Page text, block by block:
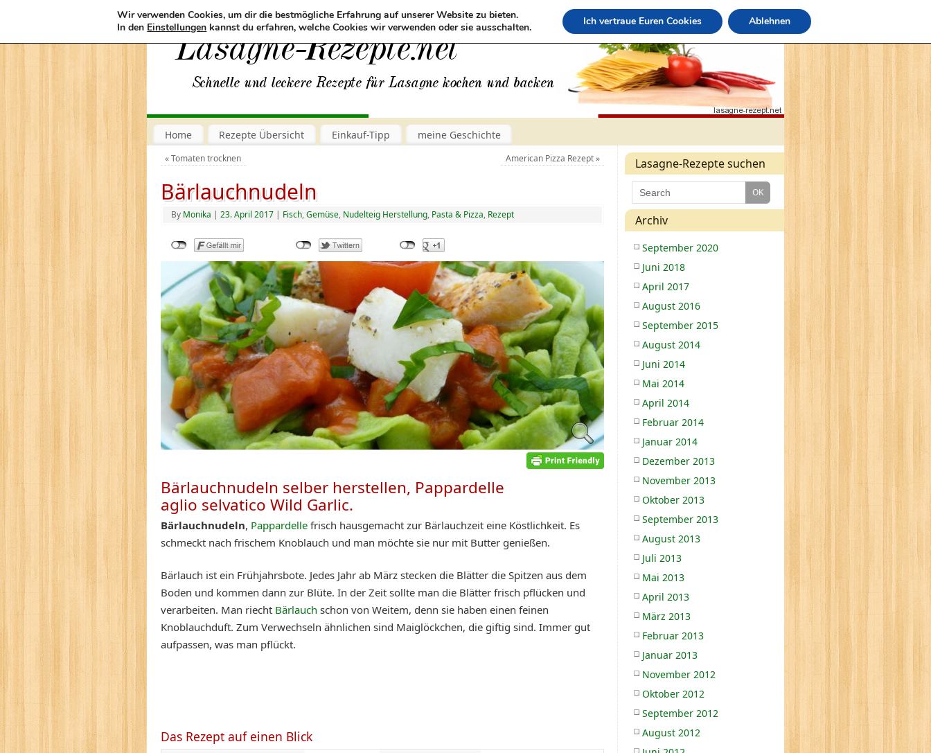
Home Rezepte Übersicht Einkauf-Tipp meine Geschichte
«Tomaten trocknen American Pizza Rezept»
Bärlauchnudeln
By Monika | 23. April 2017 | Fisch,Gemüse, Nudelteig Herstellung, Pasta & Pizza, Rezept
Bärlauchnudeln selber herstellen, Pappardelle
aglio selvatico Wild Garlic.
Bärlauchnudeln, Pappardelle frisch hausgemacht zur Bärlauchzeit eine Köstlichkeit. Es
schmeckt nach frischem Knoblauch und man möchte sie nur mit Butter genießen.
Bärlauch ist ein Frühjahrsbote. Jedes Jahr ab März stecken die Blätter die Spitzen aus dem
Boden und kommen dann zur Blüte. In der Zeit sollte man die Blätter frisch pflücken und
verarbeiten. Man riecht Bärlauch schon von Weitem, denn sie haben einen feinen
Knoblauchduft. Zum Verwechseln ähnlichen sind Maiglöckchen, die giftig sind. Immer gut
aufpassen, was man pflückt.
Das Rezept auf einen Blick
Lasagne-Rezepte suchen
Archiv
September 2020
Juni 2018
April 2017
August 2016
September 2015
August 2014
Juni 2014
Mai 2014
April 2014
Februar 2014
Januar 2014
Dezember 2013
November 2013
Oktober 2013
September 2013
August 2013
Juli 2013
Mai 2013
April 2013
März 2013
Februar 2013
Januar 2013
November 2012
Oktober 2012
September 2012
August 2012
Wir verwenden Cookies, um dir die bestmögliche Erfahrung auf unserer Website zu bieten.
In den Einstellungen kannst du erfahren, welche Cookies wir verwenden oder sie ausschalten. Ich vertraue Euren Cookies Ablehnen